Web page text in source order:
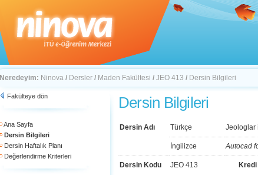
Neredeyim: Ninova / Dersler / Maden Fakültesi / JEO 413 / Dersin Bilgileri
Fakülteye dön
Ana Sayfa
Dersin Bilgileri
Dersin Haftalık Planı
Değerlendirme Kriterleri
Dersin Bilgileri
Dersin Adı Türkçe Jeologlar
İngilizce Autocad
Dersin Kodu JEO 413 Kredi